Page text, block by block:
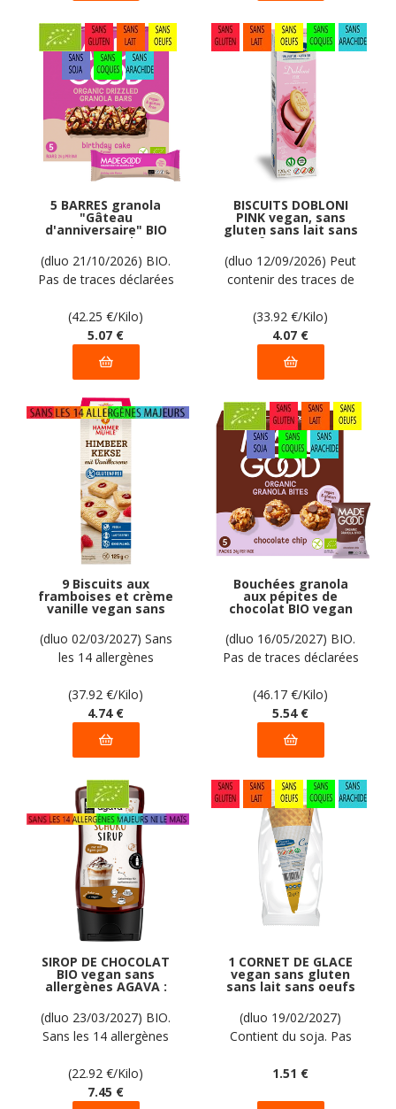
5 BARRES granola
"Gâteau
d'anniversaire" BIO
vegan sans les 9
allergènes majeurs
MadeGood : (5x24g) =
120 grammes
(dluo 21/10/2026) BIO.
Pas de traces déclarées
(42.25 €/Kilo)
5.07 €
BISCUITS DOBLONI
PINK vegan, sans
gluten sans lait sans
oeufs sans coque
sans arachide PIACERI
MEDITERRANEI : 120g
(dluo 12/09/2026) Peut
contenir des traces de
déclarées par le
fabricant
(33.92 €/Kilo)
4.07 €
9 Biscuits aux
framboises et crème
vanille vegan sans
allergènes
Hammermülhe : 125
grammes
(dluo 02/03/2027) Sans
les 14 allergènes
(37.92 €/Kilo)
4.74 €
Bouchées granola
aux pépites de
chocolat BIO vegan
sans gluten sans lait
sans oeufs sans
coque sans arachide
MadeGood : 120g
(dluo 16/05/2027) BIO.
Pas de traces déclarées
(46.17 €/Kilo)
5.54 €
SIROP DE CHOCOLAT
BIO vegan sans
allergènes AGAVA :
325 grammes
(dluo 23/03/2027) BIO.
Sans les 14 allergènes
(22.92 €/Kilo)
7.45 €
1 CORNET DE GLACE
vegan sans gluten
sans lait sans oeufs
arachide PIACERI
MEDITERRANEI : 22g
(dluo 19/02/2027)
Contient du soja. Pas
déclarés par le fabricant
1.51 €